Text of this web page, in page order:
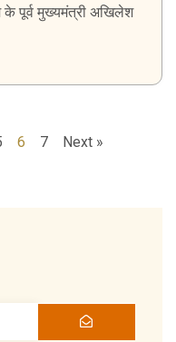
के पूर्व मुख्यमंत्री अखिलेश
6 7 Next »